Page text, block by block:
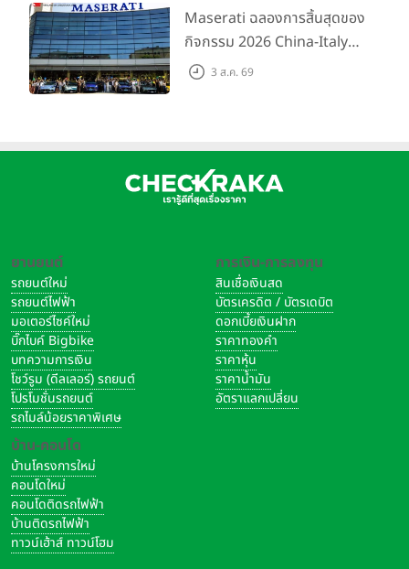
200 คัน พร้อมข้อเสนอสุดคุ้ม
Maserati ฉลองการสิ้นสุดของ
กิจกรรม 2026 China-Italy
Grand Tour ณ สำนักงาน
3 ส.ค. 69
ยานยนต์
รถยนต์ใหม่
รถยนต์ไฟฟ้า
มอเตอร์ไซค์ใหม่
บิ๊กไบค์ Bigbike
บทความการเงิน
โชว์รูม (ดีลเลอร์) รถยนต์
โปรโมชั่นรถยนต์
รถไมล์น้อยราคาพิเศษ
บ้าน-คอนโด
บ้านโครงการใหม่
คอนโดใหม่
คอนโดติดรถไฟฟ้า
บ้านติดรถไฟฟ้า
ทาวน์เฮ้าส์ ทาวน์โฮม
การเงิน-การลงทุน
สินเชื่อเงินสด
บัตรเครดิต / บัตรเดบิต
ดอกเบี้ยเงินฝาก
ราคาทองคำ
ราคาหุ้น
ราคาน้ำมัน
อัตราแลกเปลี่ยน